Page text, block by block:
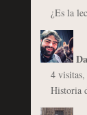
¿Es la
4 visitas,
Historia